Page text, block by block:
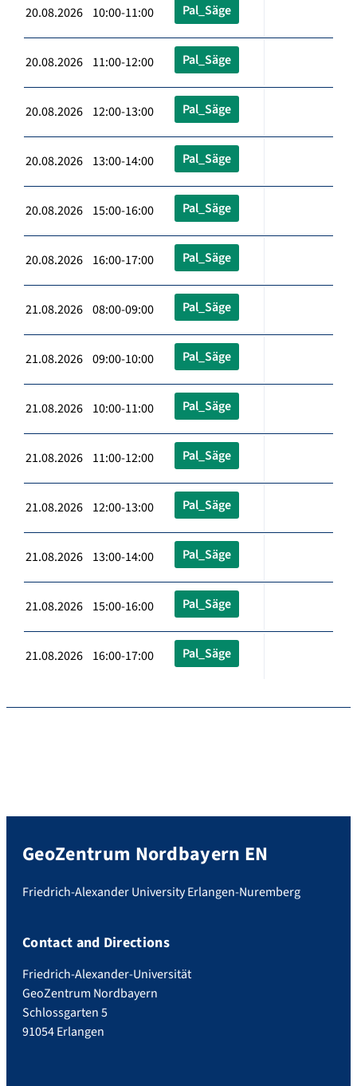
20.08.2026 10:00-11:00 Pal_Säge
20.08.2026 11:00-12:00 Pal_Säge
20.08.2026 12:00-13:00 Pal_Säge
20.08.2026 13:00-14:00 Pal_Säge
20.08.2026 15:00-16:00 Pal_Säge
20.08.2026 16:00-17:00 Pal_Säge
21.08.2026 08:00-09:00 Pal_Säge
21.08.2026 09:00-10:00 Pal_Säge
21.08.2026 10:00-11:00 Pal_Säge
21.08.2026 11:00-12:00 Pal_Säge
21.08.2026 12:00-13:00 Pal_Säge
21.08.2026 13:00-14:00 Pal_Säge
21.08.2026 15:00-16:00 Pal_Säge
21.08.2026 16:00-17:00 Pal_Säge
GeoZentrum Nordbayern EN
Friedrich-Alexander University Erlangen-Nuremberg
Contact and Directions
Friedrich-Alexander-Universität
GeoZentrum Nordbayern
Schlossgarten 5
91054 Erlangen